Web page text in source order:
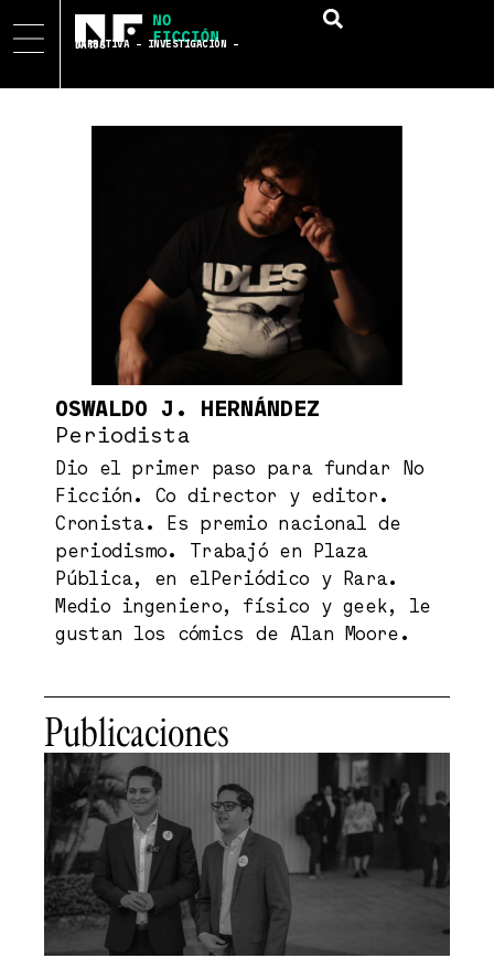
NARRATIVA – INVESTIGACIÓN – DATOS
OSWALDO J. HERNÁNDEZ
Periodista
Dio el primer paso para fundar No
Ficción. Co director y editor.
Cronista. Es premio nacional de
periodismo. Trabajó en Plaza
Pública, en elPeriódico y Rara.
Medio ingeniero, físico y geek, le
gustan los cómics de Alan Moore.
Publicaciones